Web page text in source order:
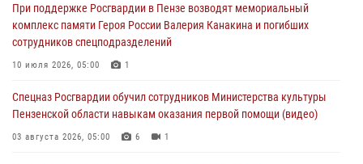
04 августа 2026, 07:05 4
В Управлении Росгвардии по Пензенской области подвели итоги
работы за первое полугодие 2026 года
При поддержке Росгвардии в Пензе возводят мемориальный
комплекс памяти Героя России Валерия Канакина и погибших
сотрудников спецподразделений
10 июля 2026, 05:00 1
Спецназ Росгвардии обучил сотрудников Министерства культуры
Пензенской области навыкам оказания первой помощи (видео)
03 августа 2026, 05:00 6 1